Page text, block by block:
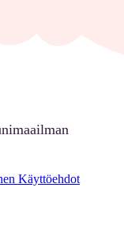
Käyttöehdot